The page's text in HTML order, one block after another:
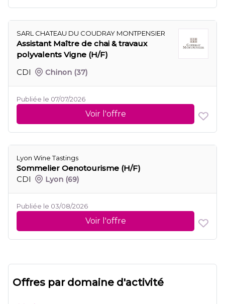
SARL CHATEAU DU COUDRAY MONTPENSIER
Assistant Maître de chai & travaux
polyvalents Vigne (H/F)
CDI
Chinon (37)
Publiée le 07/07/2026
Voir l'offre
Lyon Wine Tastings
Sommelier Oenotourisme (H/F)
CDI
Lyon (69)
Publiée le 03/08/2026
Voir l'offre
Offres par domaine d'activité